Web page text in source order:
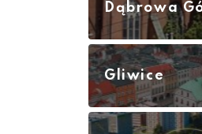
Dąbrowa
Gliwice